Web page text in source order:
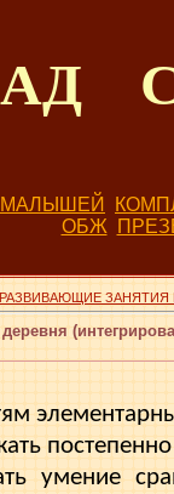
МАЛЫШЕЙ
ОБЖ
РАЗВИВАЮЩИЕ ЗАНЯТИЯ
умение